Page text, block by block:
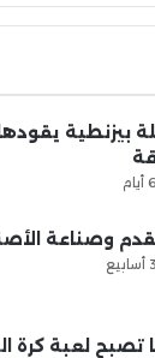
بيزنطية
وصناعة
تصبح لعبة كرة